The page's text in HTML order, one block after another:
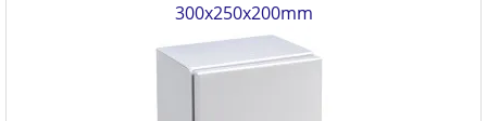
300x250x200mm